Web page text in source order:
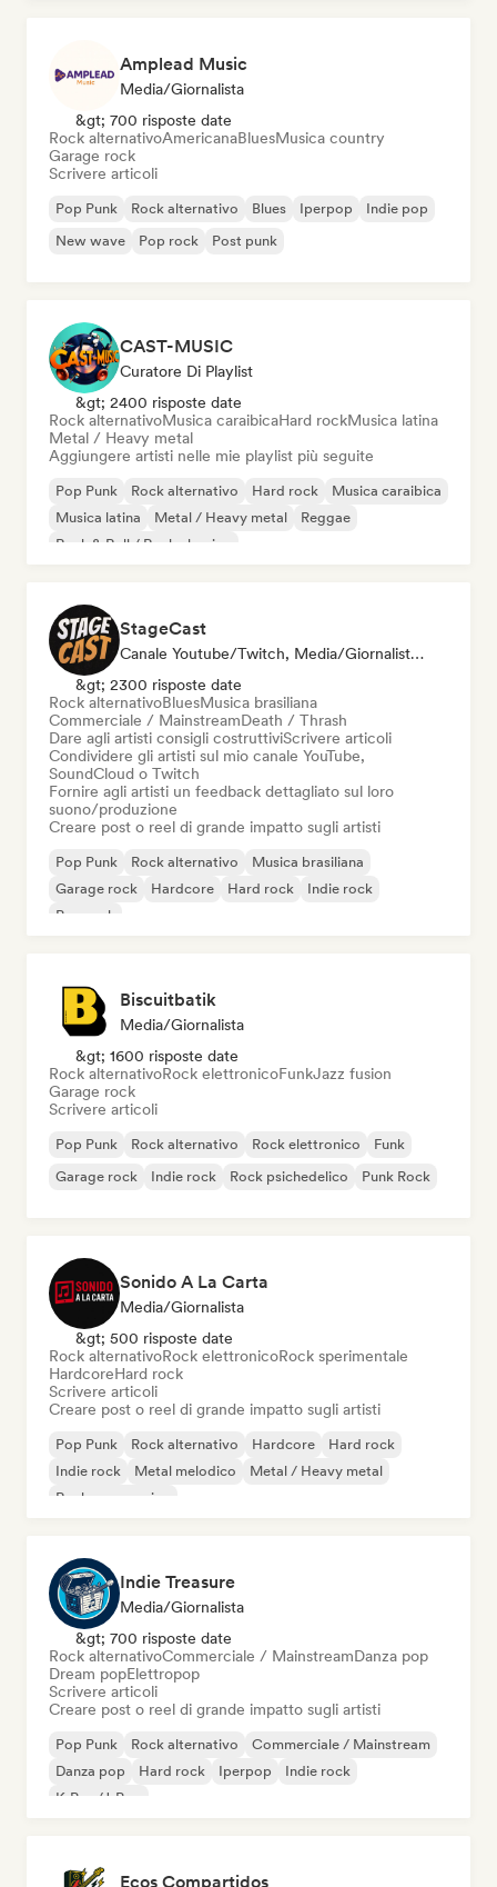
Amplead Music
Media/Giornalista
&gt; 700 risposte date
Rock alternativoAmericanaBluesMusica country
Garage rock
Scrivere articoli
Pop Punk Rock alternativo Blues Iperpop
Indie pop
New wave
Pop rock Post punk
CAST-MUSIC
Curatore Di Playlist
&gt; 2400 risposte date
Rock alternativoMusica caraibicaHard rockMusica latina
Metal / Heavy metal
Aggiungere artisti nelle mie playlist più seguite
Pop Punk Rock alternativo Hard rock
Musica caraibica
Musica latina
Metal / Heavy metal
Reggae
Rock & Roll / Rock classico
StageCast
Canale Youtube/Twitch, Media/Giornalista, Mentore, Social Media Influencer, Esperto Del Suono
&gt; 2300 risposte date
Rock alternativoBluesMusica brasiliana
Commerciale / MainstreamDeath / Thrash
Dare agli artisti consigli costruttiviScrivere articoli
Condividere gli artisti sul mio canale YouTube,
SoundCloud o Twitch
Fornire agli artisti un feedback dettagliato sul loro
suono/produzione
Creare post o reel di grande impatto sugli artisti
Pop Punk Rock alternativo
Musica brasiliana
Garage rock
Hardcore Hard rock
Indie rock
Pop rock
Biscuitbatik
Media/Giornalista
&gt; 1600 risposte date
Rock alternativoRock elettronicoFunkJazz fusion
Garage rock
Scrivere articoli
Pop Punk Rock alternativo Rock elettronico
Funk
Garage rock
Indie rock Rock psichedelico Punk Rock
Sonido A La Carta
Media/Giornalista
&gt; 500 risposte date
Rock alternativoRock elettronicoRock sperimentale
HardcoreHard rock
Scrivere articoli
Creare post o reel di grande impatto sugli artisti
Pop Punk Rock alternativo Hardcore
Hard rock
Indie rock
Metal melodico
Metal / Heavy metal
Rock progressivo
Indie Treasure
Media/Giornalista
&gt; 700 risposte date
Rock alternativoCommerciale / MainstreamDanza pop
Dream popElettropop
Scrivere articoli
Creare post o reel di grande impatto sugli artisti
Pop Punk Rock alternativo
Commerciale / Mainstream
Danza pop
Hard rock Iperpop
Indie rock
K-Pop/J-Pop
Ecos Compartidos